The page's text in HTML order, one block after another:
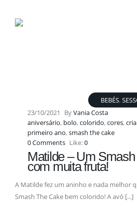
23/10/2021 ByVania Costa
BEBÉS,
aniversário, bolo,colorido,cores,
primeiro ano,smash the cake
0 Comments Like:0
Matilde – Um
com muita fruta!
A Matilde fez um aninho e nada melhor
Smash The Cake bem colorido! A avó [...]